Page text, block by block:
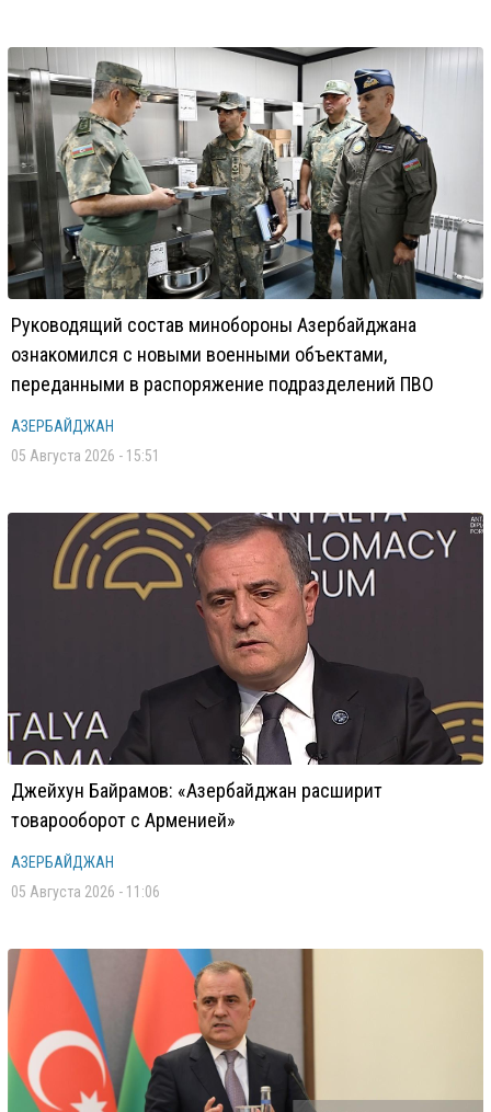
Руководящий состав минобороны Азербайджана
ознакомился с новыми военными объектами,
переданными в распоряжение подразделений ПВО
АЗЕРБАЙДЖАН
05 Августа 2026 - 15:51
Джейхун Байрамов: «Азербайджан расширит
товарооборот с Арменией»
АЗЕРБАЙДЖАН
05 Августа 2026 - 11:06